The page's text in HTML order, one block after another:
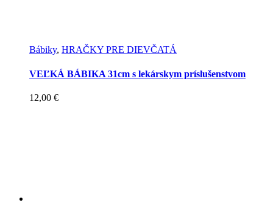
Bábiky, HRAČKY PRE DIEVČATÁ
VEĽKÁ BÁBIKA 31cm s lekárskym príslušenstvom
12,00 €